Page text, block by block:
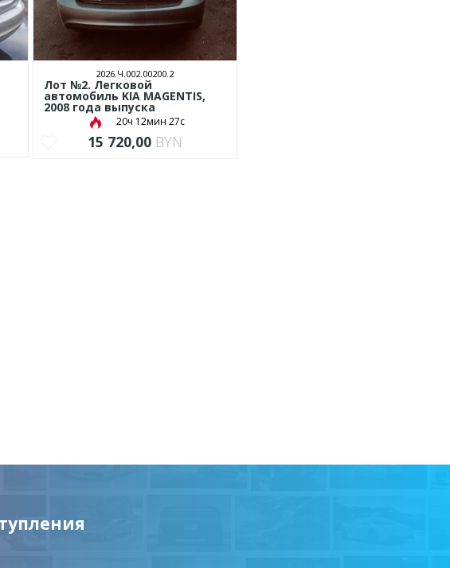
2026.Ч.002.00200.2
Лот №2. Легковой
автомобиль KIA MAGENTIS,
2008 года выпуска
20ч 12мин 26с
15 720,00 BYN